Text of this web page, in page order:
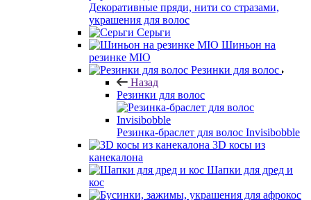
Декоративные пряди, нити со стразами,
украшения для волос
Серьги
Шиньон на
резинке MIO
Резинки для волос
Назад
Резинки для волос
Резинка-браслет для волос Invisibobble
3D косы из
канекалона
Шапки для дред и
кос